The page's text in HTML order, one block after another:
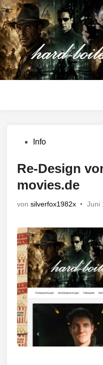
Zum
Inhalt
springen
Veröffentlicht
Info
Re-Design
movies.de
von silverfox1982x • Juni